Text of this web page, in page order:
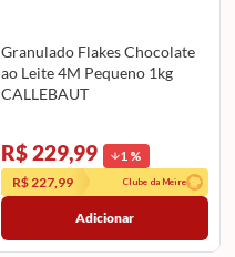
Granulado Flakes Chocolate
ao Leite 4M Pequeno 1kg
CALLEBAUT
R$ 229,99 1 %
R$ 227,99
Clube da Meire
Adicionar